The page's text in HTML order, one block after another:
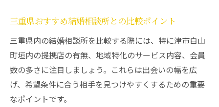
三重県おすすめ結婚相談所との比較ポイント
三重県内の結婚相談所を比較する際には、特に津市白山
町垣内の提携店の有無、地域特化のサービス内容、会員
数の多さに注目しましょう。これらは出会いの幅を広
げ、希望条件に合う相手を見つけやすくするための重要
なポイントです。